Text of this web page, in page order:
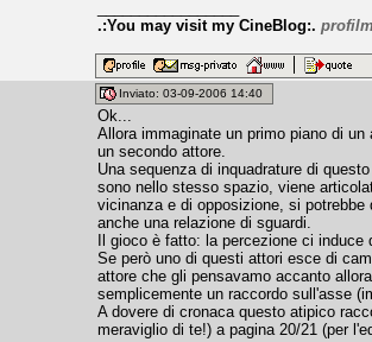
.:You may visit my CineBlog:.
Inviato: 03-09-2006 14:40
Ok...
Allora immaginate un primo piano di
un secondo attore.
Una sequenza di inquadrature di
sono nello stesso spazio, viene
vicinanza e di opposizione, si
anche una relazione di sguardi.
Il gioco è fatto: la percezione ci
Se però uno di questi attori esce di
attore che gli pensavamo accanto
semplicemente un raccordo sull'asse
A dovere di cronaca questo atipico
meraviglio di te!) a pagina 20/21 (per